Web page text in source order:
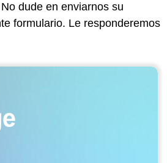
No dude en enviarnos su
formulario. Le responderemos